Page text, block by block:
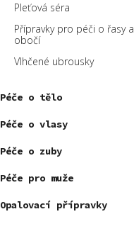
Pleťová séra
Přípravky pro péči o řasy a
obočí
Vlhčené ubrousky
Péče o tělo
Péče o vlasy
Péče o zuby
Péče pro muže
Opalovací přípravky